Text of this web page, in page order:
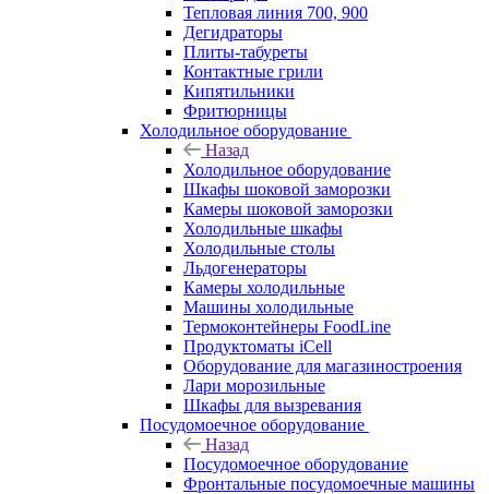
Тепловая линия 700, 900
Дегидраторы
Плиты-табуреты
Контактные грили
Кипятильники
Фритюрницы
Холодильное оборудование
Назад
Холодильное оборудование
Шкафы шоковой заморозки
Камеры шоковой заморозки
Холодильные шкафы
Холодильные столы
Льдогенераторы
Камеры холодильные
Машины холодильные
Термоконтейнеры FoodLine
Продуктоматы iCell
Оборудование для магазиностроения
Лари морозильные
Шкафы для вызревания
Посудомоечное оборудование
Назад
Посудомоечное оборудование
Фронтальные посудомоечные машины